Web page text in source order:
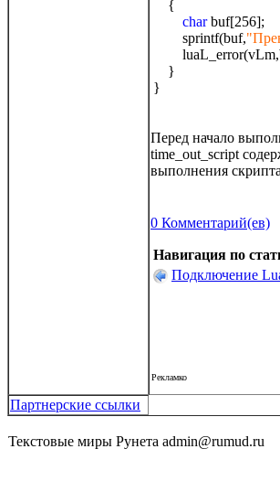
{
charbuf[256];
sprintf(buf,
}
}
Перед начало
time_out_script
выполнения
0 Комментарий(ев)
Навигация по
Подключение
Рекламко
Партнерские ссылки
Текстовые миры Рунета admin@rumud.ru